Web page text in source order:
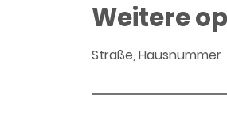
Weitere
Straße, Hausnummer